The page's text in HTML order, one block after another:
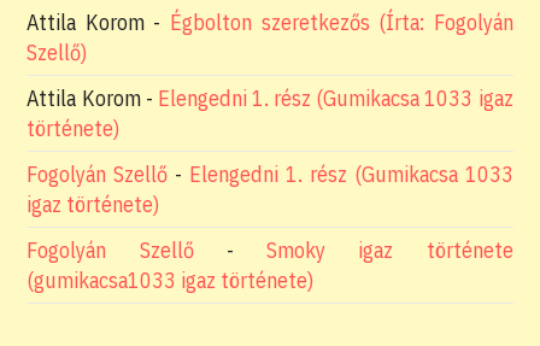
Attila Korom- Égbolton szeretkezős (Írta: Fogolyán
Szellő)
Attila Korom- Elengedni 1. rész (Gumikacsa 1033 igaz
története)
Fogolyán Szellő - Elengedni 1. rész (Gumikacsa 1033
igaz története)
Fogolyán Szellő-Smoky igaz története
(gumikacsa1033 igaz története)